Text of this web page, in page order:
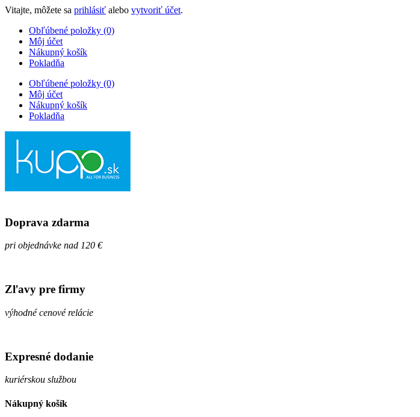
Vitajte, môžete sa prihlásiť alebo vytvoriť účet.
Obľúbené položky (0)
Môj účet
Nákupný košík
Pokladňa
Obľúbené položky (0)
Môj účet
Nákupný košík
Pokladňa
Doprava zdarma
pri objednávke nad 120 €
Zľavy pre firmy
výhodné cenové relácie
Expresné dodanie
kuriérskou službou
Nákupný košík